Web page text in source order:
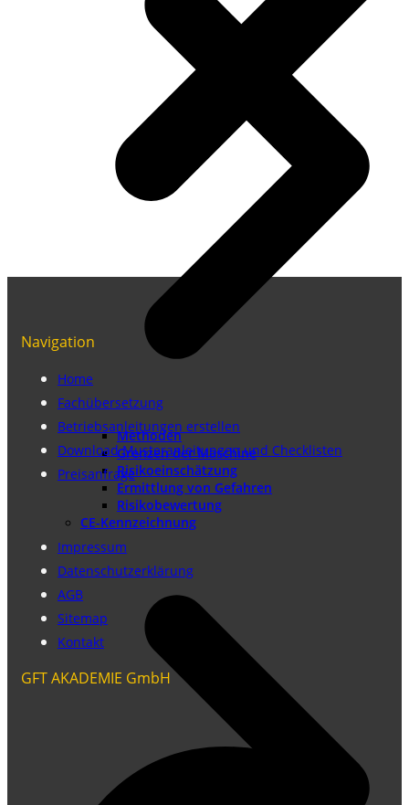
Methoden
Grenzen der Maschine
Risikoeinschätzung
Ermittlung von Gefahren
Risikobewertung
CE-Kennzeichnung
Navigation
Home
Fachübersetzung
Betriebsanleitungen erstellen
Download Musteranleitungen und Checklisten
Preisanfrage
Impressum
Datenschutzerklärung
AGB
Sitemap
Kontakt
GFT AKADEMIE GmbH